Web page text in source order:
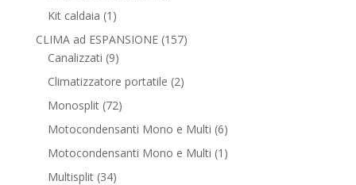
Kit caldaia 1 1
prodotto
CLIMA ad ESPANSIONE 157157
Canalizzati 99
prodotti
Climatizzatore portatile 22
Monosplit 7272
prodotti
Motocondensanti Mono e Multi 66
prodotti
Motocondensanti Mono e Multi 1 1
Multisplit 3434